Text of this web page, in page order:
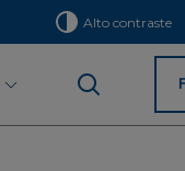
Alto contraste
Início